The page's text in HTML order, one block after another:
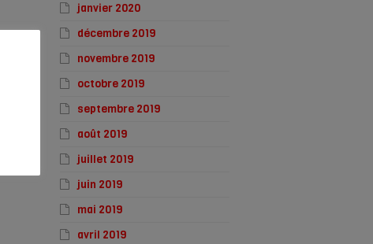
janvier 2020
décembre 2019
novembre 2019
octobre 2019
septembre 2019
août 2019
juillet 2019
juin 2019
mai 2019
avril 2019